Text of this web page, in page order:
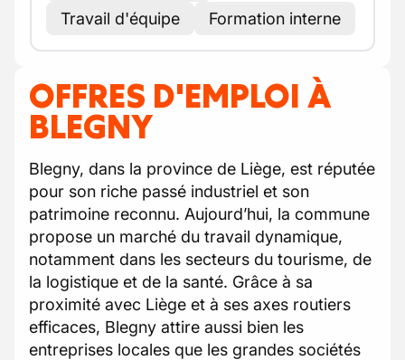
Travail d'équipe
Formation interne
OFFRES D'EMPLOI À
BLEGNY
Blegny, dans la province de Liège, est réputée
pour son riche passé industriel et son
patrimoine reconnu. Aujourd’hui, la commune
propose un marché du travail dynamique,
notamment dans les secteurs du tourisme, de
la logistique et de la santé. Grâce à sa
proximité avec Liège et à ses axes routiers
efficaces, Blegny attire aussi bien les
entreprises locales que les grandes sociétés